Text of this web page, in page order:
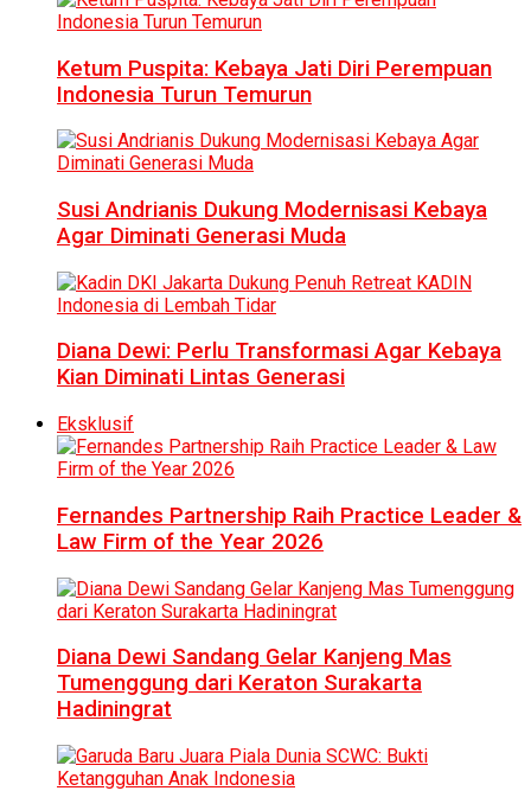
Ketum Puspita: Kebaya Jati Diri Perempuan
Indonesia Turun Temurun
Susi Andrianis Dukung Modernisasi Kebaya
Agar Diminati Generasi Muda
Diana Dewi: Perlu Transformasi Agar Kebaya
Kian Diminati Lintas Generasi
Eksklusif
Fernandes Partnership Raih Practice Leader &
Law Firm of the Year 2026
Diana Dewi Sandang Gelar Kanjeng Mas
Tumenggung dari Keraton Surakarta
Hadiningrat